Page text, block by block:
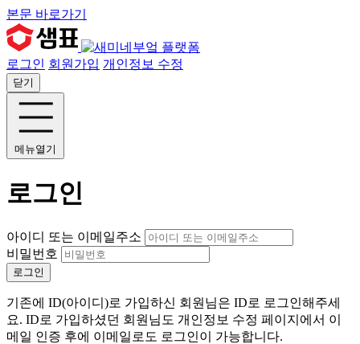
본문 바로가기
로그인 회원가입 개인정보 수정
닫기
메뉴열기
로그인
아이디 또는 이메일주소
비밀번호
로그인
기존에 ID(아이디)로 가입하신 회원님은 ID로 로그인해주세
요. ID로 가입하셨던 회원님도 개인정보 수정 페이지에서 이
메일 인증 후에 이메일로도 로그인이 가능합니다.